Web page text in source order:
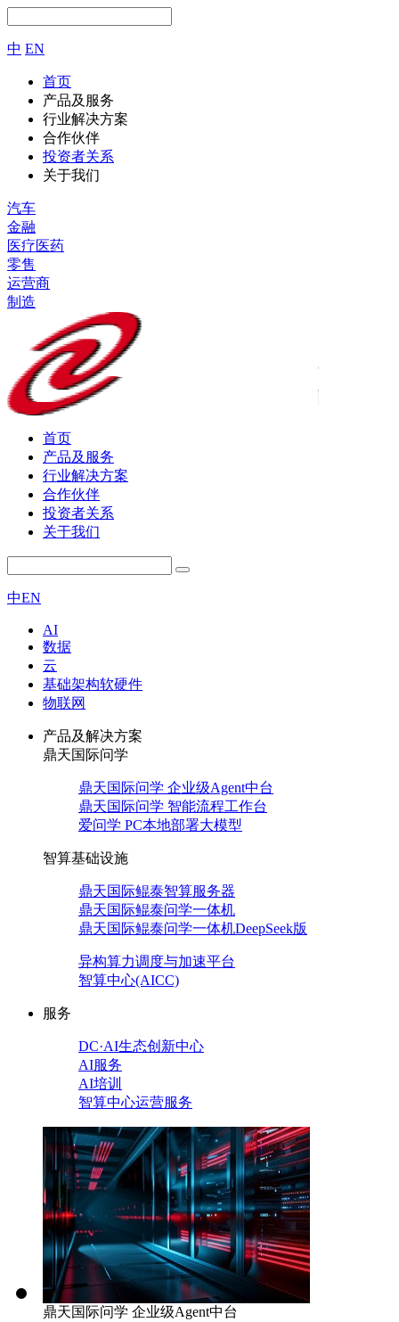
中 EN
首页
产品及服务
行业解决方案
合作伙伴
投资者关系
关于我们
汽车
金融
医疗医药
零售
运营商
制造
首页
产品及服务
行业解决方案
合作伙伴
投资者关系
关于我们
中EN
AI
数据
云
基础架构软硬件
物联网
产品及解决方案
鼎天国际问学
鼎天国际问学 企业级Agent中台
鼎天国际问学 智能流程工作台
爱问学 PC本地部署大模型
智算基础设施
鼎天国际鲲泰智算服务器
鼎天国际鲲泰问学一体机
鼎天国际鲲泰问学一体机DeepSeek版
异构算力调度与加速平台
智算中心(AICC)
服务
DC·AI生态创新中心
AI服务
AI培训
智算中心运营服务
鼎天国际问学 企业级Agent中台